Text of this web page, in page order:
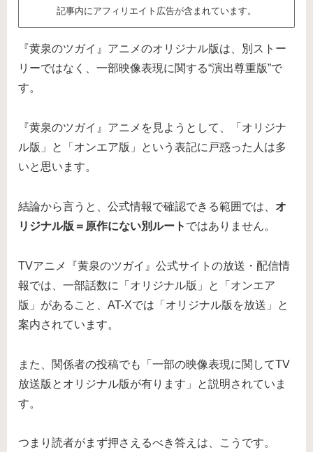
記事内にアフィリエイト広告が含まれています。
『黄泉のツガイ』アニメのオリジナル版は、別ストー
リーではなく、一部映像表現に関する“演出尊重版”で
す。
『黄泉のツガイ』アニメを見ようとして、「オリジナ
ル版」と「オンエア版」という表記に戸惑った人は多
いと思います。
結論から言うと、公式情報で確認できる範囲では、 オ
リジナル版＝原作にない別ルート ではありません。
TVアニメ『黄泉のツガイ』公式サイトの放送・配信情
報では、一部話数に「オリジナル版」と「オンエア
版」があること、AT-Xでは「オリジナル版を放送」と
案内されています。
また、関係者の投稿でも「一部の映像表現に関してTV
放送版とオリジナル版が有ります」と説明されていま
す。
つまり読者がまず押さえるべき答えは、こうです。